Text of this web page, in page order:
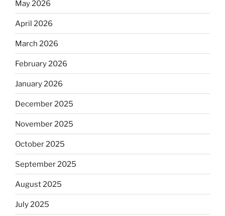
May 2026
April 2026
March 2026
February 2026
January 2026
December 2025
November 2025
October 2025
September 2025
August 2025
July 2025